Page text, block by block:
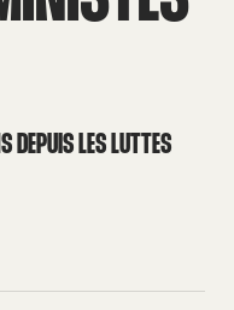
DEPUIS LES LUTTES